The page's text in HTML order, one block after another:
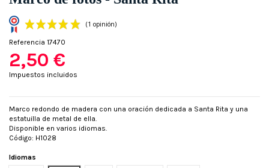
Referencia 17470
2,50 €
Impuestos incluidos
Marco redondo de madera con una oración dedicada a Santa Rita y una
estatuilla de metal de ella.
Disponible en varios idiomas.
Código: H1028
Idiomas